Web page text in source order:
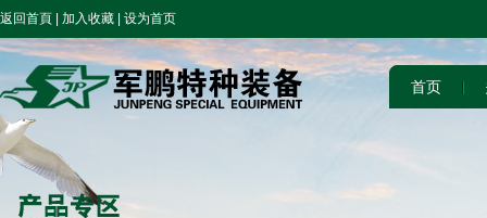
返回首頁 加入收藏 设为首页
首页